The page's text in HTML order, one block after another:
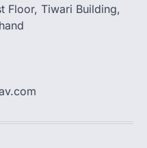
Floor, Tiwari Building,